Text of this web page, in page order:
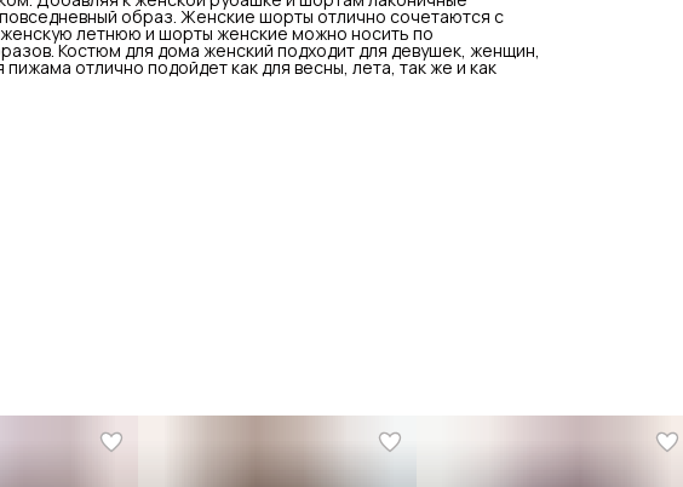
образ. Женские шорты отлично сочетаются с
летнюю и шорты женские можно носить по
Костюм для дома женский подходит для девушек, женщин,
отлично подойдет как для весны, лета, так же и как